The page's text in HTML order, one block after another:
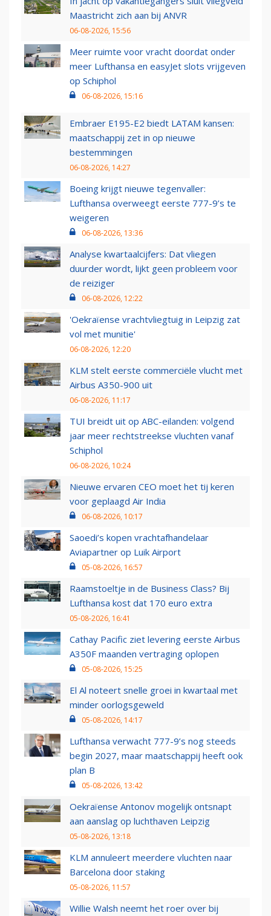
Maastricht zich aan bij ANVR
06-08-2026, 15:56
Meer ruimte voor vracht doordat onder
meer Lufthansa en easyJet slots vrijgeven
op Schiphol
06-08-2026, 15:16
Embraer E195-E2 biedt LATAM kansen:
maatschappij zet in op nieuwe
bestemmingen
06-08-2026, 14:27
Boeing krijgt nieuwe tegenvaller:
Lufthansa overweegt eerste 777-9’s te
weigeren
06-08-2026, 13:36
Analyse kwartaalcijfers: Dat vliegen
duurder wordt, lijkt geen probleem voor
de reiziger
06-08-2026, 12:22
'Oekraïense vrachtvliegtuig in Leipzig zat
vol met munitie'
06-08-2026, 12:20
KLM stelt eerste commerciële vlucht met
Airbus A350-900 uit
06-08-2026, 11:17
TUI breidt uit op ABC-eilanden: volgend
jaar meer rechtstreekse vluchten vanaf
Schiphol
06-08-2026, 10:24
Nieuwe ervaren CEO moet het tij keren
voor geplaagd Air India
06-08-2026, 10:17
Saoedi’s kopen vrachtafhandelaar
Aviapartner op Luik Airport
05-08-2026, 16:57
Raamstoeltje in de Business Class? Bij
Lufthansa kost dat 170 euro extra
05-08-2026, 16:41
Cathay Pacific ziet levering eerste Airbus
A350F maanden vertraging oplopen
05-08-2026, 15:25
El Al noteert snelle groei in kwartaal met
minder oorlogsgeweld
05-08-2026, 14:17
Lufthansa verwacht 777-9’s nog steeds
begin 2027, maar maatschappij heeft ook
plan B
05-08-2026, 13:42
Oekraïense Antonov mogelijk ontsnapt
aan aanslag op luchthaven Leipzig
05-08-2026, 13:18
KLM annuleert meerdere vluchten naar
Barcelona door staking
05-08-2026, 11:57
Willie Walsh neemt het roer over bij